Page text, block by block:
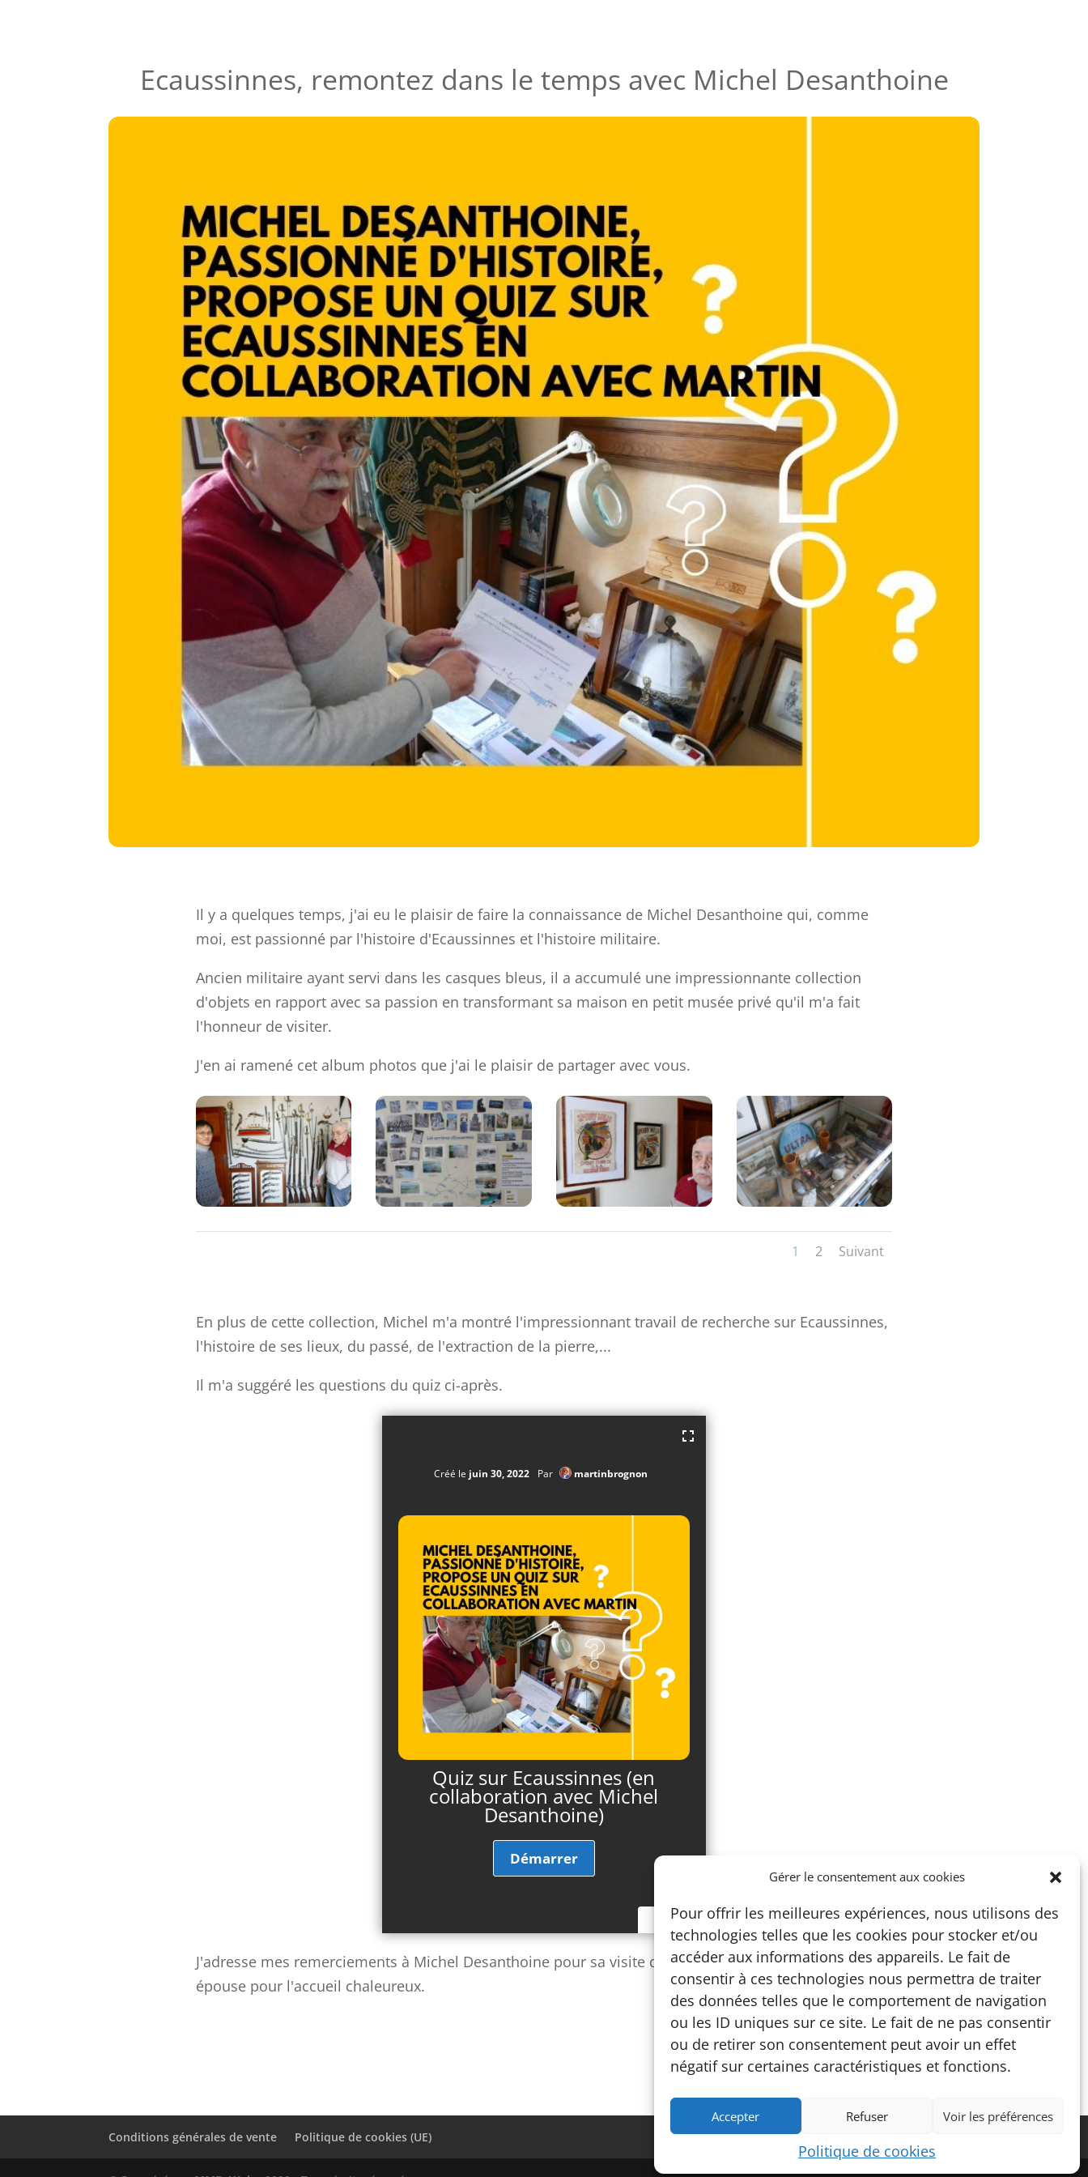
Gérer le consentement aux cookies
Pour offrir les meilleures expériences, nous utilisons des
technologies telles que les cookies pour stocker et/ou
accéder aux informations des appareils. Le fait de
consentir à ces technologies nous permettra de traiter
des données telles que le comportement de navigation
ou les ID uniques sur ce site. Le fait de ne pas consentir
ou de retirer son consentement peut avoir un effet
négatif sur certaines caractéristiques et fonctions.
Accepter Refuser Voir les préférences
Politique de cookies
Ecaussinnes, remontez dans le temps avec Michel Desanthoine
Il y a quelques temps, j'ai eu le plaisir de faire la connaissance de Michel Desanthoine qui, comme
moi, est passionné par l'histoire d'Ecaussinnes et l'histoire militaire.
Ancien militaire ayant servi dans les casques bleus, il a accumulé une impressionnante collection
d'objets en rapport avec sa passion en transformant sa maison en petit musée privé qu'il m'a fait
l'honneur de visiter.
J'en ai ramené cet album photos que j'ai le plaisir de partager avec vous.
1 2 Suivant
En plus de cette collection, Michel m'a montré l'impressionnant travail de recherche sur Ecaussinnes,
l'histoire de ses lieux, du passé, de l'extraction de la pierre,...
Il m'a suggéré les questions du quiz ci-après.
54
Créé le juin 30, 2022 Par martinbrognon
Quiz sur Ecaussinnes (en
collaboration avec Michel
Desanthoine)
J'adresse mes remerciements à Michel Desanthoine pour sa visite de son petit musée et à son
épouse pour l'accueil chaleureux.
Conditions générales de vente Politique de cookies (UE)